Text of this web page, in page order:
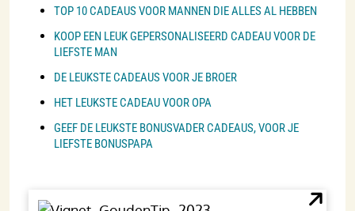
TOP 10 CADEAUS VOOR MANNEN DIE ALLES AL HEBBEN
KOOP EEN LEUK GEPERSONALISEERD CADEAU VOOR DE
LIEFSTE MAN
DE LEUKSTE CADEAUS VOOR JE BROER
HET LEUKSTE CADEAU VOOR OPA
GEEF DE LEUKSTE BONUSVADER CADEAUS, VOOR JE
LIEFSTE BONUSPAPA